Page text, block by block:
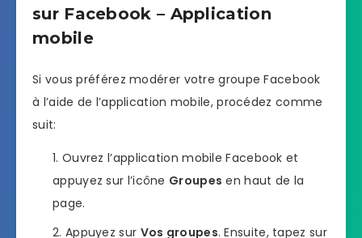
sur Facebook – Application
mobile
Si vous préférez modérer votre groupe Facebook
à l’aide de l’application mobile, procédez comme
suit:
Ouvrez l’application mobile Facebook et
appuyez sur l’icône Groupes en haut de la
page.
Appuyez sur Vos groupes. Ensuite, tapez sur